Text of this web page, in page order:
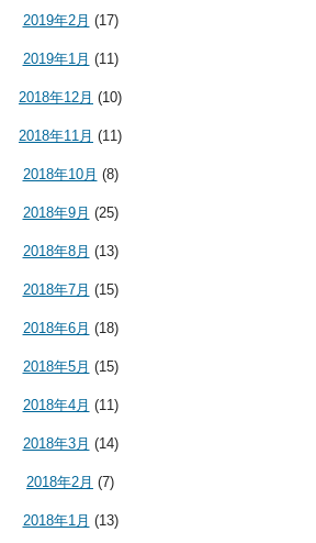
2019年2月 (17)
2019年1月 (11)
2018年12月 (10)
2018年11月 (11)
2018年10月 (8)
2018年9月 (25)
2018年8月 (13)
2018年7月 (15)
2018年6月 (18)
2018年5月 (15)
2018年4月 (11)
2018年3月 (14)
2018年2月 (7)
2018年1月 (13)